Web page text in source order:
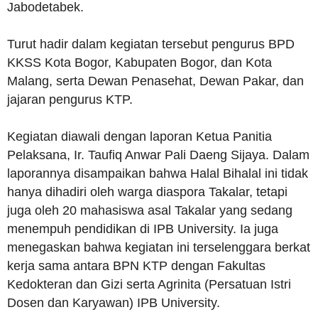
Jabodetabek.
Turut hadir dalam kegiatan tersebut pengurus BPD
KKSS Kota Bogor, Kabupaten Bogor, dan Kota
Malang, serta Dewan Penasehat, Dewan Pakar, dan
jajaran pengurus KTP.
Kegiatan diawali dengan laporan Ketua Panitia
Pelaksana, Ir. Taufiq Anwar Pali Daeng Sijaya. Dalam
laporannya disampaikan bahwa Halal Bihalal ini tidak
hanya dihadiri oleh warga diaspora Takalar, tetapi
juga oleh 20 mahasiswa asal Takalar yang sedang
menempuh pendidikan di IPB University. Ia juga
menegaskan bahwa kegiatan ini terselenggara berkat
kerja sama antara BPN KTP dengan Fakultas
Kedokteran dan Gizi serta Agrinita (Persatuan Istri
Dosen dan Karyawan) IPB University.